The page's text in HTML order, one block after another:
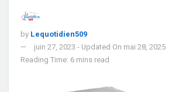
by Lequotidien509
juin 27, 2023 - Updated On mai 28, 2025
Reading Time: 6 mins read